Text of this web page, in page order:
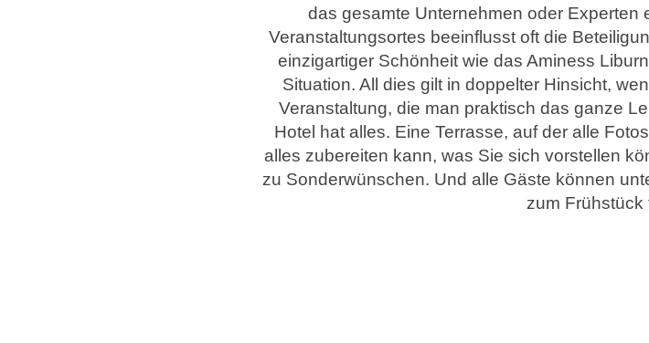
das gesamte Unternehmen oder Experten
Veranstaltungsortes beeinflusst oft die
einzigartiger Schönheit wie das Aminess
Situation. All dies gilt in doppelter Hinsicht,
Veranstaltung, die man praktisch das ganze
Hotel hat alles. Eine Terrasse, auf der alle
alles zubereiten kann, was Sie sich vorstellen
zu Sonderwünschen. Und alle Gäste können
zum Frühstück